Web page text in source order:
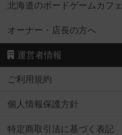
北海道のボードゲームカフェ
オーナー・店長の方へ
運営者情報
ご利用規約
個人情報保護方針
特定商取引法に基づく表記